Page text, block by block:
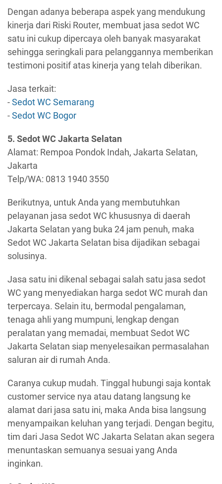
Dengan adanya beberapa aspek yang mendukung
kinerja dari Riski Router, membuat jasa sedot WC
satu ini cukup dipercaya oleh banyak masyarakat
sehingga seringkali para pelanggannya memberikan
testimoni positif atas kinerja yang telah diberikan.
Jasa terkait:
-Sedot WC Semarang
-Sedot WC Bogor
5. Sedot WC Jakarta Selatan
Alamat: Rempoa Pondok Indah, Jakarta Selatan,
Jakarta
Telp/WA: 0813 1940 3550
Berikutnya, untuk Anda yang membutuhkan
pelayanan jasa sedot WC khususnya di daerah
Jakarta Selatan yang buka 24 jam penuh, maka
Sedot WC Jakarta Selatan bisa dijadikan sebagai
solusinya.
Jasa satu ini dikenal sebagai salah satu jasa sedot
WC yang menyediakan harga sedot WC murah dan
terpercaya. Selain itu, bermodal pengalaman,
tenaga ahli yang mumpuni, lengkap dengan
peralatan yang memadai, membuat Sedot WC
Jakarta Selatan siap menyelesaikan permasalahan
saluran air di rumah Anda.
Caranya cukup mudah. Tinggal hubungi saja kontak
customer service nya atau datang langsung ke
alamat dari jasa satu ini, maka Anda bisa langsung
menyampaikan keluhan yang terjadi. Dengan begitu,
tim dari Jasa Sedot WC Jakarta Selatan akan segera
menuntaskan semuanya sesuai yang Anda
inginkan.